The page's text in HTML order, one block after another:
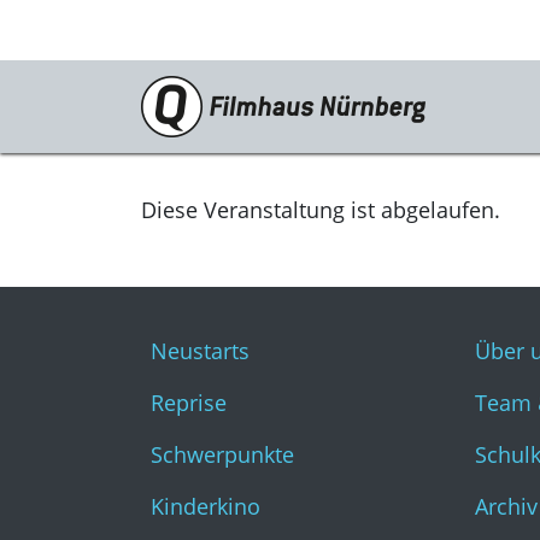
Programm
Neustarts
Kinderkino
Stummfilm
Cine International
Filmclub
Diese Veranstaltung ist abgelaufen.
Neustarts
Reprise
Schwerpunkte
Kinderkino
Über
Team
Archiv